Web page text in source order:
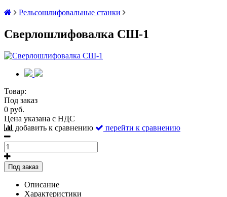
Рельсошлифовальные станки
Сверлошлифовалка СШ-1
Товар:
Под заказ
0 руб.
Цена указана с НДС
добавить к сравнению
перейти к сравнению
Под заказ
Описание
Характеристики